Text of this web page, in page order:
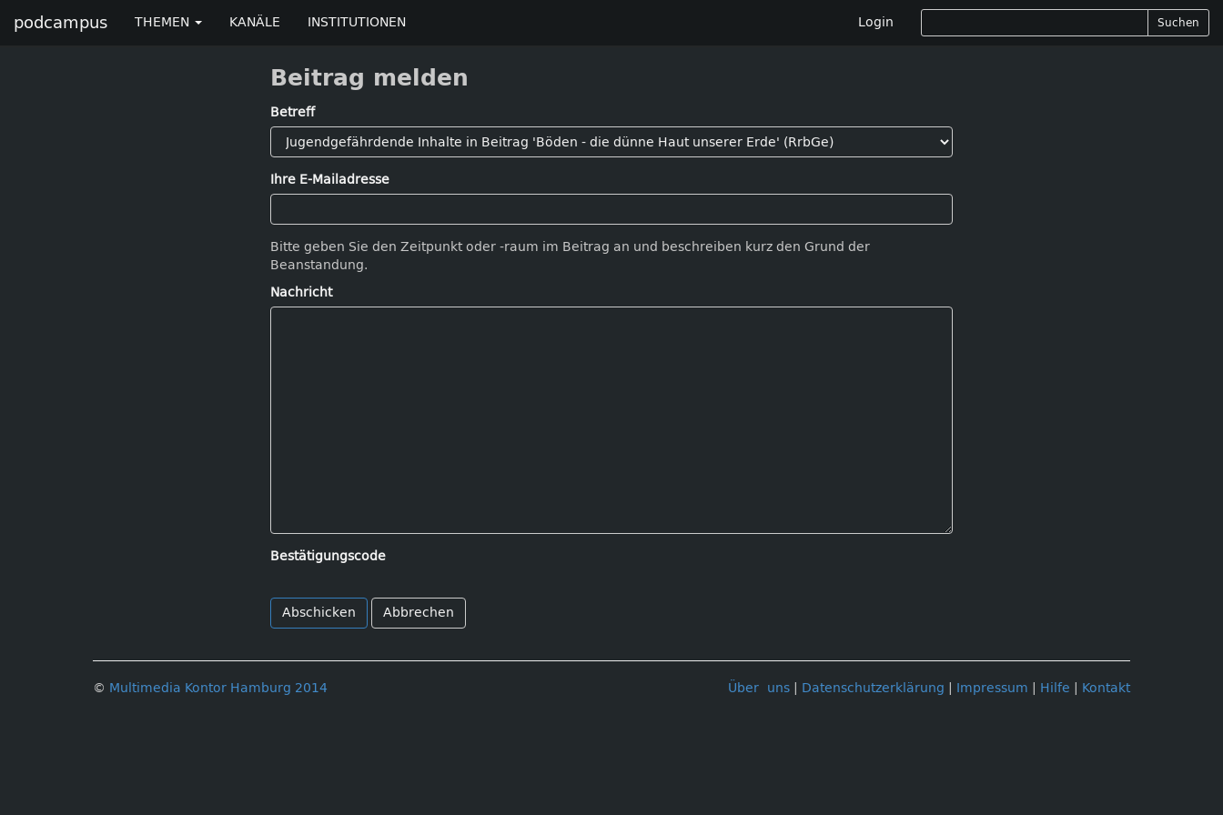
podcampus THEMEN KANÄLE INSTITUTIONEN Login Suchen
Beitrag melden
Betreff
Ihre E-Mailadresse
Bitte geben Sie den Zeitpunkt oder -raum im Beitrag an und beschreiben kurz den Grund der
Beanstandung.
Nachricht
Bestätigungscode
Abbrechen
Über uns Datenschutzerklärung Impressum Hilfe Kontakt
© Multimedia Kontor Hamburg 2014